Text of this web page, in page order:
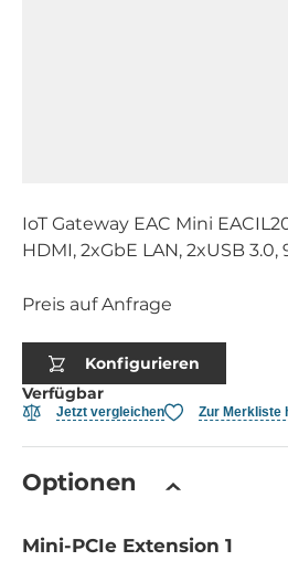
IoT Gateway EAC Mini
HDMI, 2xGbE LAN, 2xUSB
Preis auf Anfrage
Konfigurieren
Verfügbar
Jetzt vergleichen Zur Merkliste
Optionen
Mini-PCIe Extension 1